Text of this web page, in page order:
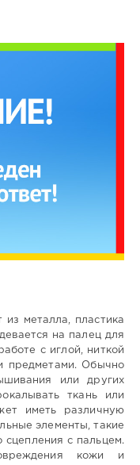
металла, пластика
на палец для
с иглой, ниткой
предметами. Обычно
или других
ткань или
иметь различную
элементы, такие
сцепления с пальцем.
кожи и